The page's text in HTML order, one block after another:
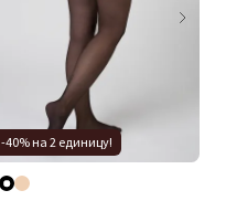
-40% на 2 единицу!